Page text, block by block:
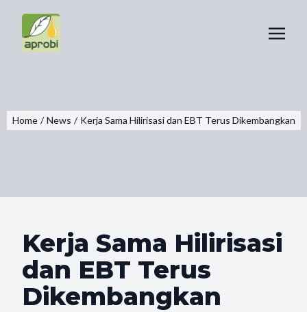
Home / News / Kerja Sama Hilirisasi dan EBT Terus Dikembangkan
Kerja Sama Hilirisasi
dan EBT Terus
Dikembangkan